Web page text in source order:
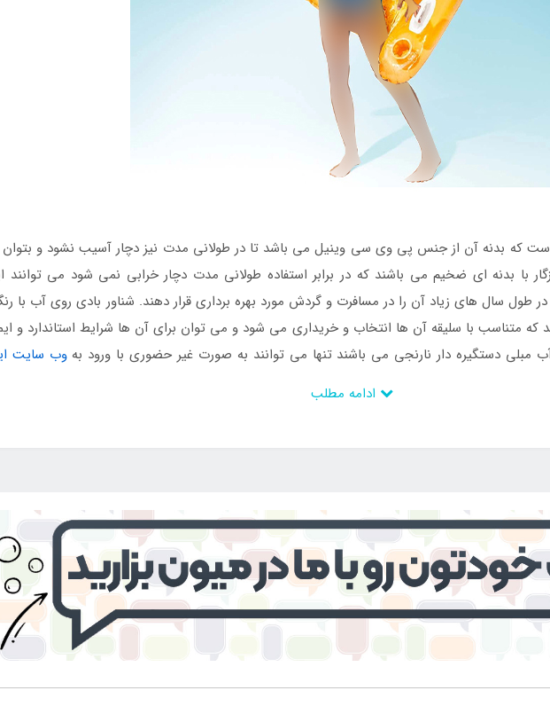
که بدنه آن از جنس پی وی سی وینیل می باشد تا در طولانی مدت نیز دچار آسیب نشود و بتوان
با بدنه ای ضخیم می باشند که در برابر استفاده طولانی مدت دچار خرابی نمی شود می توانند
در طول سال های زیاد آن را در مسافرت و گردش مورد بهره برداری قرار دهند. شناور بادی روی آب با
متناسب با سلیقه آن ها انتخاب و خریداری می شود و می توان برای آن ها شرایط استاندارد و
مبلی دستگیره دار نارنجی می باشند تنها می توانند به صورت غیر حضوری با ورود بهوب سایت